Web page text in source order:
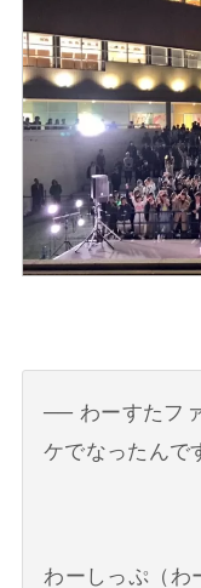
わーすたフ
ケでなったんで
わーしっぷ（わ